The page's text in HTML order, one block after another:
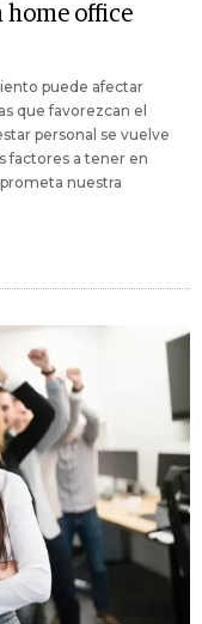
home office
puede afectar
que favorezcan el
personal se vuelve
factores a tener en
nuestra